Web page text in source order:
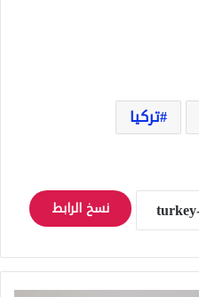
تركيا
نسخ الرابط